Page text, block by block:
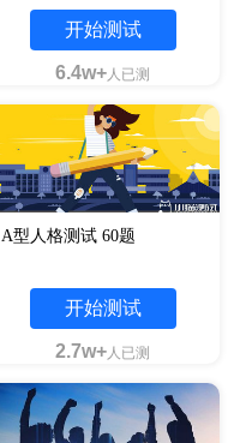
开始测试
6.4w+人已测
A型人格测试 60题
开始测试
2.7w+人已测